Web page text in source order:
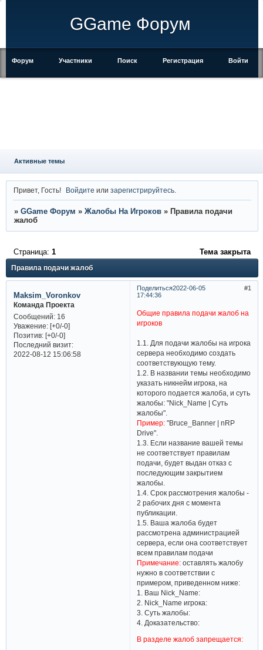
GGame Форум
Форум Участники Поиск Регистрация Войти
Активные темы
Привет, Гость! Войдите илизарегистрируйтесь
» GGame Форум » Жалобы На Игроков » Правила подачи
жалоб
Правила подачи жалоб
Страница: 1 Тема закрыта
Поделиться 1
2022-06-05
17:44:36
Maksim_Voronkov
Команда Проекта
Сообщений:16
Уважение: [+0/-0]
Позитив: [+0/-0]
Последний визит:
2022-08-12 15:06:58
Общие правила подачи жалоб на
игроков​
1.1. Для подачи жалобы на игрока
сервера необходимо создать
соответствующую тему.
1.2. В названии темы необходимо
указать никнейм игрока, на
которого подается жалоба, и суть
жалобы: "Nick_Name | Суть
жалобы".
Пример: "Bruce_Banner | nRP
Drive".
1.3. Если название вашей темы
не соответствует правилам
подачи, будет выдан отказ с
последующим закрытием
жалобы.
1.4. Срок рассмотрения жалобы -
2 рабочих дня с момента
публикации.
1.5. Ваша жалоба будет
рассмотрена администрацией
сервера, если она соответствует
всем правилам подачи
Примечание:оставлять жалобу
нужно в соответствии с
примером, приведенном ниже:
1. Ваш Nick_Name:
2. Nick_Name игрока:
3. Суть жалобы:
4. Доказательство:
В разделе жалоб запрещается: